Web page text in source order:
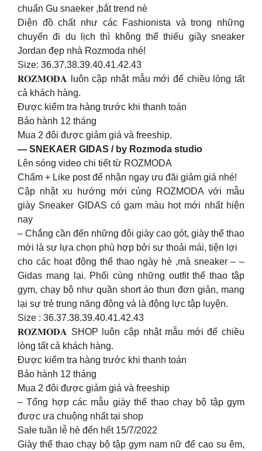
chuẩn Gu snaeker ,bắt trend nè
Diện đồ chất như các Fashionista và trong những
chuyến đi du lịch thì không thể thiếu giầy sneaker
Jordan đẹp nhà Rozmoda nhé!
Size: 36.37.38.39.40.41.42.43
𝐑𝐎𝐙𝐌𝐎𝐃𝐀 luôn cập nhật mẫu mới để chiều lòng tất
cả khách hàng.
Được kiểm tra hàng trước khi thanh toán
Bảo hành 12 tháng
Mua 2 đôi được giảm giá và freeship.
— SNEKAER GIDAS / by Rozmoda studio
Lên sóng video chi tiết từ ROZMODA
Chấm + Like post để nhận ngay ưu đãi giảm giá nhé!
Cập nhật xu hướng mới cùng ROZMODA với mẫu
giày Sneaker GIDAS có gam màu hot mới nhất hiện
nay
– Chắng cần đến những đôi giày cao gót, giày thể thao
mới là sự lựa chọn phù hợp bởi sự thoải mái, tiện lợi
cho các hoạt động thể thao ngày hè ,mà sneaker – –
Gidas mang lại. Phối cùng những outfit thể thao tập
gym, chạy bộ như quần short áo thun đơn giản, mang
lại sự trẻ trung năng động và là động lực tập luyện.
Size : 36.37.38.39.40.41.42.43
𝐑𝐎𝐙𝐌𝐎𝐃𝐀 SHOP luôn cập nhật mẫu mới để chiều
lòng tất cả khách hàng.
Được kiểm tra hàng trước khi thanh toán
Bảo hành 12 tháng
Mua 2 đôi được giảm giá và freeship
– Tổng hợp các mẫu giày thể thao chạy bộ tập gym
được ưa chuộng nhất tại shop
Sale tuần lễ hè đến hết 15/7/2022
Giày thể thao chạy bộ tập gym nam nữ đế cao su êm,